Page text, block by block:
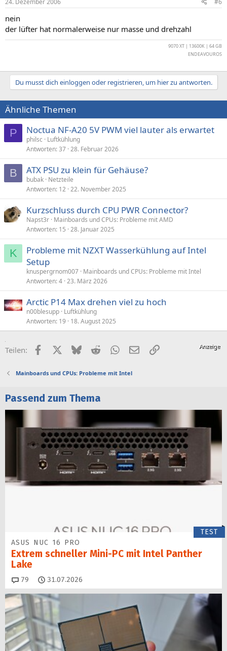
nein
der lüfter hat normalerweise nur masse und drehzahl
9070 XT | 13600K | 64 GB
ENDEAVOUROS
Du musst dich einloggen oder registrieren, um hier zu antworten.
Ähnliche Themen
P Noctua NF-A20 5V PWM viel lauter als erwartet
philsc
Luftkühlung
Antworten 37 28. Februar 2026
B ATX PSU zu klein für Gehäuse?
bubak Netzteile
Antworten 12 22. November 2025
Kurzschluss durch CPU PWR Connector?
Napst3r Mainboards und CPUs: Probleme mit AMD
Antworten 15 28. Januar 2025
K
Probleme mit NZXT Wasserkühlung auf Intel
Setup
knuspergrnom007 Mainboards und CPUs: Probleme mit Intel
Antworten 4 23. März 2026
Arctic P14 Max drehen viel zu hoch
n00blesupp Luftkühlung
Antworten 19 18. August 2025
Teilen: FacebookX (Twitter)
BlueskyRedditWhatsApp
E-MailLink
Mainboards und CPUs: Probleme mit Intel
Passend zum Thema
TEST
ASUS NUC 16 PRO
Extrem schneller Mini-PC mit Intel Panther
Lake
79 Kommentare
31.07.2026